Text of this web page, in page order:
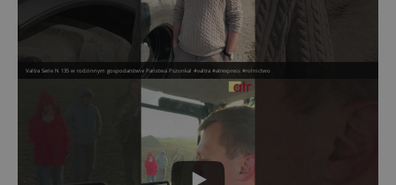
Valtra Serie N 135 w rodzinnym gospodarstwie Państwa Pszonka! #valtra #atrexpress #rolnictwo